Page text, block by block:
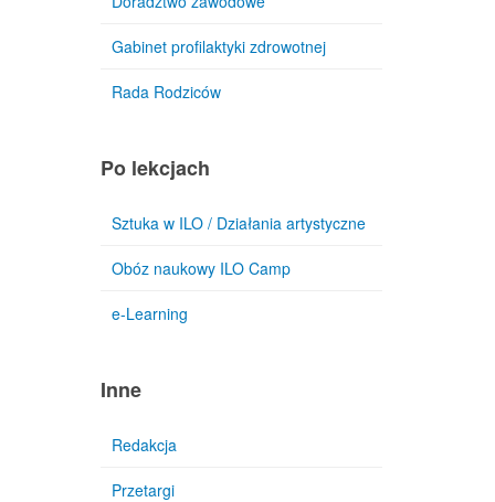
Gabinet profilaktyki zdrowotnej
Rada Rodziców
Po lekcjach
Sztuka w ILO / Działania artystyczne
Obóz naukowy ILO Camp
e-Learning
Inne
Redakcja
Przetargi